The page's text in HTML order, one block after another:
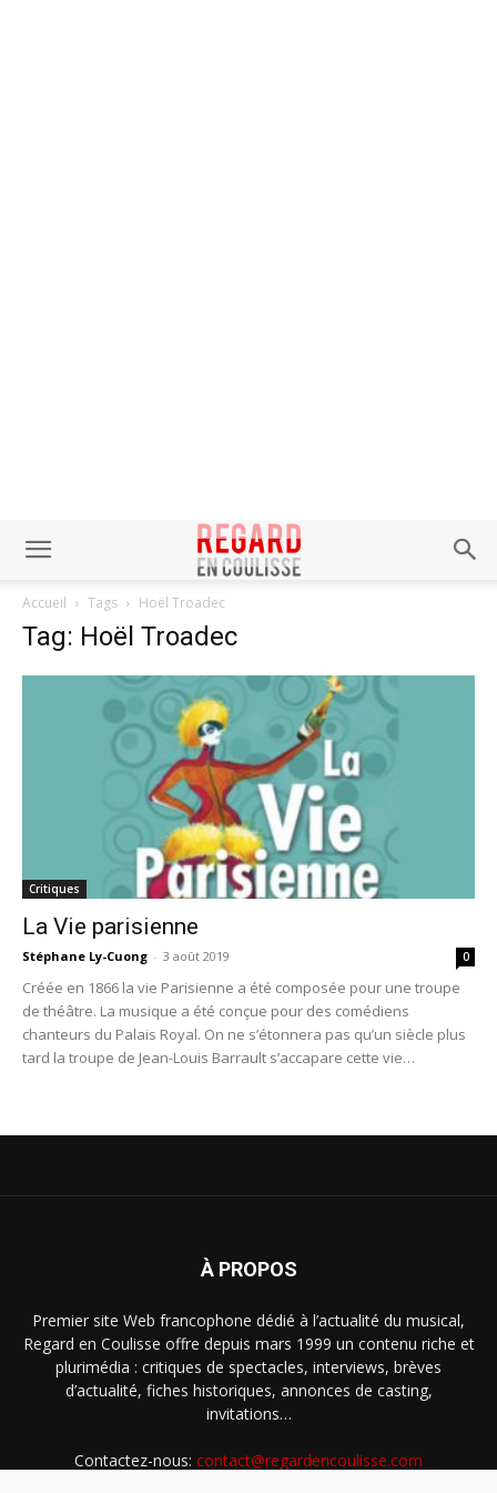
Accueil Tags Hoël Troadec
Tag: Hoël Troadec
Critiques
La Vie parisienne
Stéphane Ly-Cuong - 3 août 2019 0
Créée en 1866 la vie Parisienne a été composée pour une troupe
de théâtre. La musique a été conçue pour des comédiens
chanteurs du Palais Royal. On ne s’étonnera pas qu’un siècle plus
tard la troupe de Jean-Louis Barrault s’accapare cette vie
À PROPOS
Premier site Web francophone dédié à l’actualité du musical,
Regard en Coulisse offre depuis mars 1999 un contenu riche et
plurimédia : critiques de spectacles, interviews, brèves
d’actualité, fiches historiques, annonces de casting,
invitations…
Contactez-nous: contact@regardencoulisse.com